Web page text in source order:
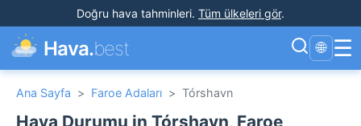
Doğru hava tahminleri. Tüm ülkeleri gör.
Hava.best 🌐 ☰
Ana Sayfa > Faroe Adaları > Tórshavn
Hava Durumu in Tórshavn, Faroe